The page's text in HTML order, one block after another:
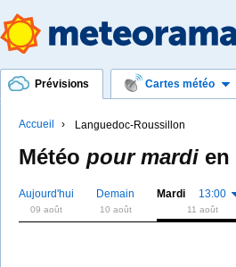
Prévisions Cartes météo
Accueil Languedoc-Roussillon
Météo pour mardi en
Aujourd'hui
09 août
Demain
10 août
Mardi 13:00
11 août